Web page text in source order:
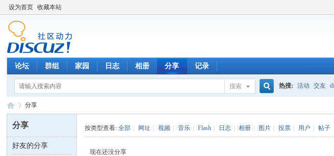
设为首页 收藏本站
论坛 群组 家园 日志 相册 分享 记录
搜索 热搜: 活动 交友
数 ›
分享
分享
好友的分享
按类型查看:全部 网址 视频 音乐 Flash 日志 相册 图片 投票 用户 帖子
现在还没分享